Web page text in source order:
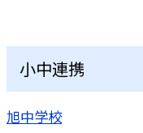
小中連携
旭中学校